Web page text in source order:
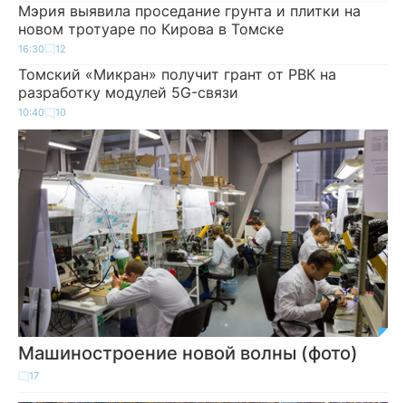
Мэрия выявила проседание грунта и плитки на
новом тротуаре по Кирова в Томске
16:30 12
Томский «Микран» получит грант от РВК на
разработку модулей 5G-связи
10:40 10
Машиностроение новой волны (фото)
17